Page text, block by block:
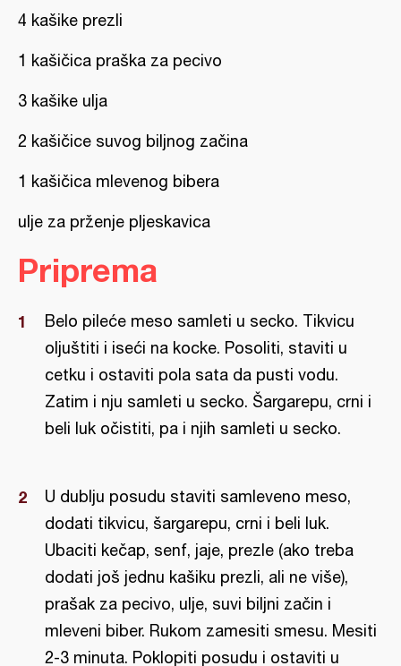
4 kašike prezli
1 kašičica praška za pecivo
3 kašike ulja
2 kašičice suvog biljnog začina
1 kašičica mlevenog bibera
ulje za prženje pljeskavica
Priprema
Belo pileće meso samleti u secko. Tikvicu
oljuštiti i iseći na kocke. Posoliti, staviti u
cetku i ostaviti pola sata da pusti vodu.
Zatim i nju samleti u secko. Šargarepu, crni i
beli luk očistiti, pa i njih samleti u secko.
U dublju posudu staviti samleveno meso,
dodati tikvicu, šargarepu, crni i beli luk.
Ubaciti kečap, senf, jaje, prezle (ako treba
dodati još jednu kašiku prezli, ali ne više),
prašak za pecivo, ulje, suvi biljni začin i
mleveni biber. Rukom zamesiti smesu. Mesiti
2-3 minuta. Poklopiti posudu i ostaviti u